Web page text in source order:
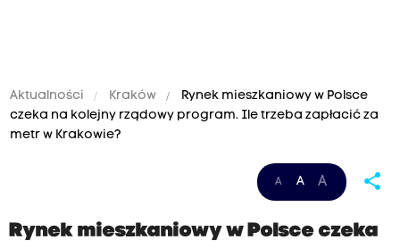
Aktualności Kraków
Rynek mieszkaniowy w Polsce
czeka na kolejny rządowy program. Ile trzeba zapłacić za
metr w Krakowie?
A A A share
Rynek mieszkaniowy w Polsce czeka